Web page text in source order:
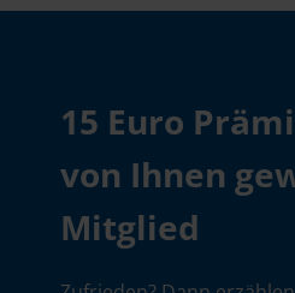
15 Euro
von Ihnen
Mitglied